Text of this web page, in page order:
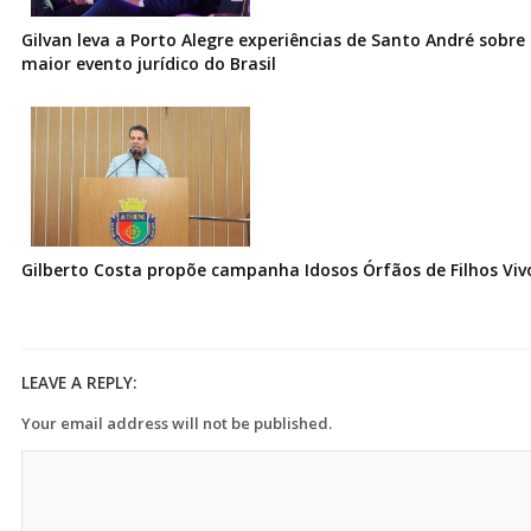
Gilvan leva a Porto Alegre experiências de Santo André
maior evento jurídico do Brasil
Gilberto Costa propõe campanha Idosos Órfãos de Filhos
LEAVE A REPLY:
Your email address will not be published.